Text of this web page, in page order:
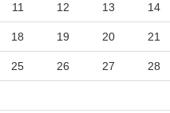
11 12 13 14
18 19 20 21
25 26 27 28